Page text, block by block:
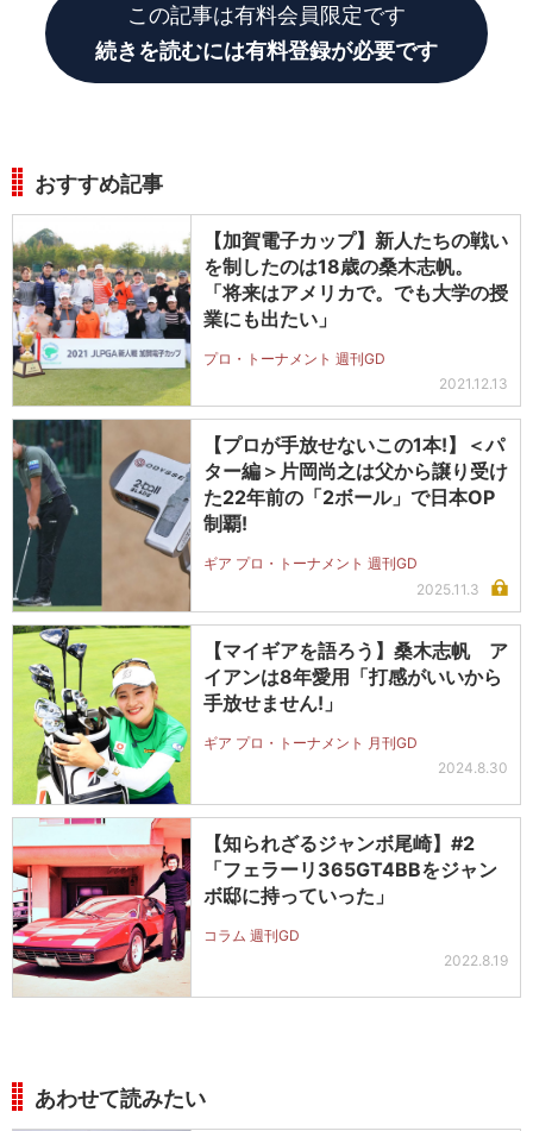
この記事は有料会員限定です
続きを読むには有料登録が必要です
おすすめ記事
【加賀電子カップ】新人たちの戦い
を制したのは18歳の桑木志帆。
「将来はアメリカで。でも大学の授
業にも出たい」
プロ・トーナメント 週刊GD
2021.12.13
【プロが手放せないこの1本!】＜パ
ター編＞片岡尚之は父から譲り受け
た22年前の「2ボール」で日本OP
制覇!
ギア プロ・トーナメント 週刊GD
2025.11.3
【マイギアを語ろう】桑木志帆 ア
イアンは8年愛用「打感がいいから
手放せません!」
ギア プロ・トーナメント 月刊GD
2024.8.30
【知られざるジャンボ尾崎】#2
「フェラーリ365GT4BBをジャン
ボ邸に持っていった」
コラム 週刊GD
2022.8.19
あわせて読みたい